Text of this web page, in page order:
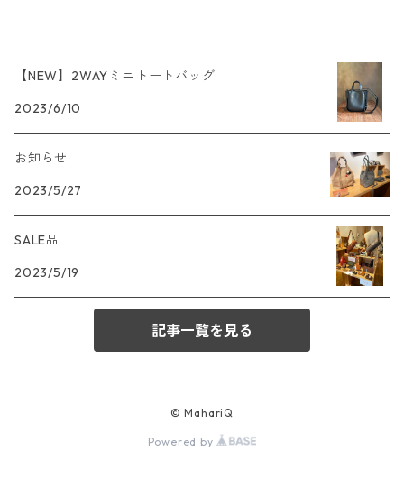
【NEW】2WAYミニトートバッグ
2023/6/10
お知らせ
2023/5/27
SALE品
2023/5/19
記事一覧を見る
© MahariQ
Powered by